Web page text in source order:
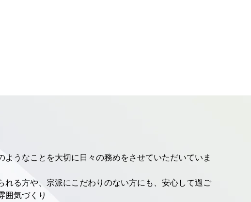
ようなことを大切に日々の務めをさせていただいていま
れる方や、宗派にこだわりのない方にも、安心して過ご
囲気づくり